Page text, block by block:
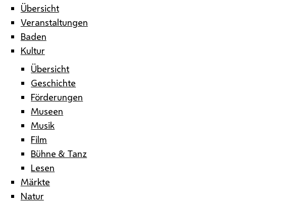
Übersicht
Veranstaltungen
Baden
Kultur
Übersicht
Geschichte
Förderungen
Museen
Musik
Film
Bühne & Tanz
Lesen
Märkte
Natur